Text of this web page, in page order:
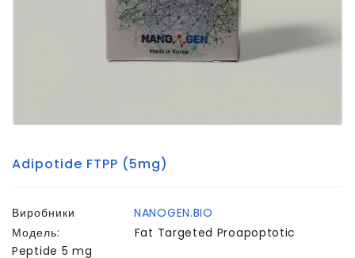
Adipotide FTPP (5mg)
Виробники
NANOGEN.BIO
Модель:
Fat Targeted Proapoptotic
Peptide 5 mg